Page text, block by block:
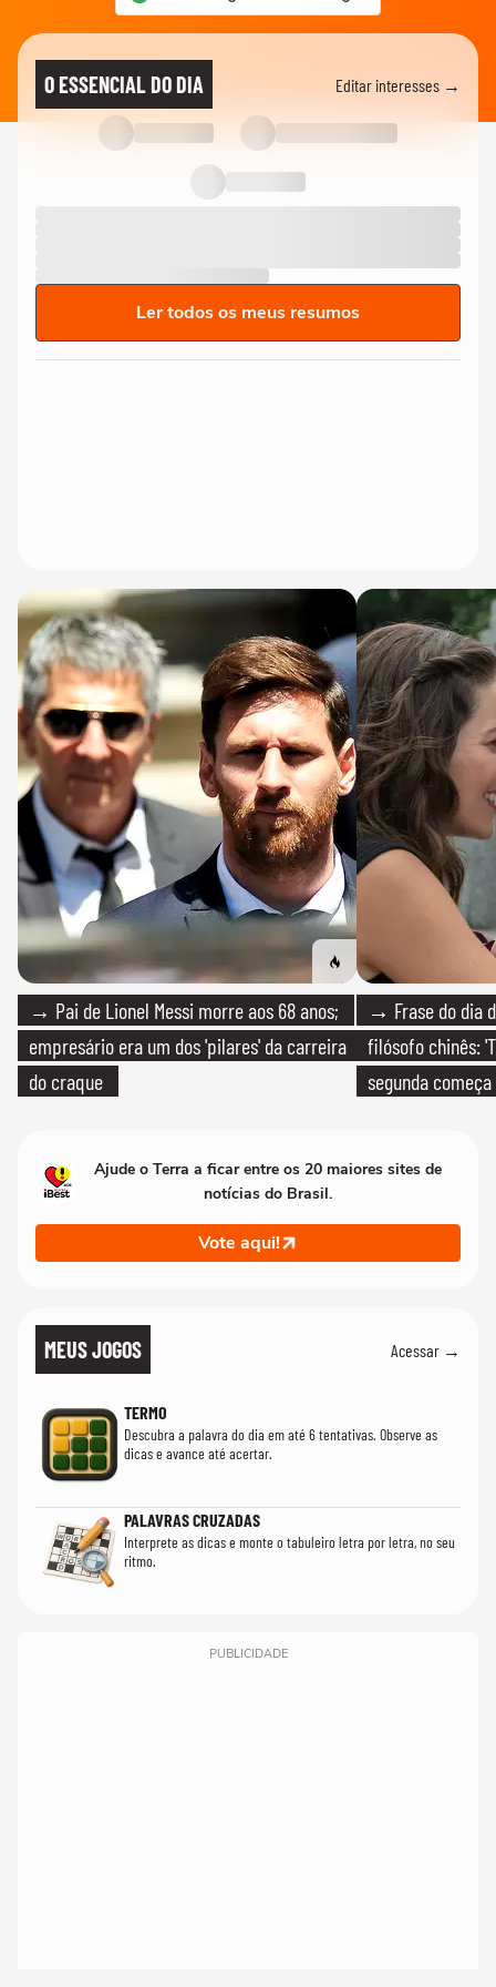
O ESSENCIAL DO DIA Editar interesses →
Ler todos os meus resumos
→ Pai de Lionel Messi morre aos 68 anos;
empresário era um dos 'pilares' da carreira
do craque
→ Frase do dia
filósofo chinês:
segunda
Ajude o Terra a ficar entre os 20 maiores sites de
notícias do Brasil.
Vote aqui!
MEUS JOGOS Acessar →
TERMO
Descubra a palavra do dia em até 6 tentativas. Observe as
dicas e avance até acertar.
PALAVRAS CRUZADAS
Interprete as dicas e monte o tabuleiro letra por letra, no seu
ritmo.
PUBLICIDADE